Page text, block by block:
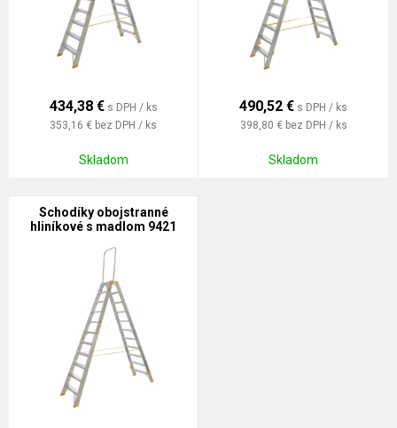
434,38 € s DPH / ks
353,16 € bez DPH / ks
Skladom
490,52 € s DPH / ks
398,80 € bez DPH / ks
Skladom
Schodíky obojstranné
hliníkové s madlom 9421